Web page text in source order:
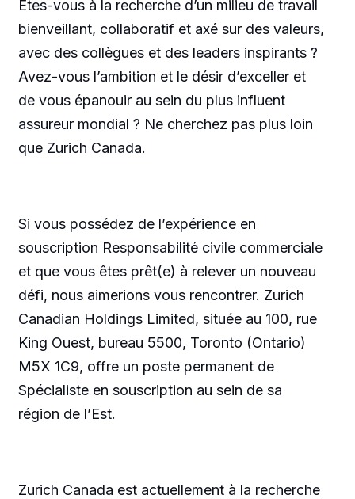
Êtes-vous à la recherche d’un milieu de travail
bienveillant, collaboratif et axé sur des valeurs,
avec des collègues et des leaders inspirants ?
Avez-vous l’ambition et le désir d’exceller et
de vous épanouir au sein du plus influent
assureur mondial ? Ne cherchez pas plus loin
que Zurich Canada.
Si vous possédez de l’expérience en
souscription Responsabilité civile commerciale
et que vous êtes prêt(e) à relever un nouveau
défi, nous aimerions vous rencontrer. Zurich
Canadian Holdings Limited, située au 100, rue
King Ouest, bureau 5500, Toronto (Ontario)
M5X 1C9, offre un poste permanent de
Spécialiste en souscription au sein de sa
région de l’Est.
Zurich Canada est actuellement à la recherche